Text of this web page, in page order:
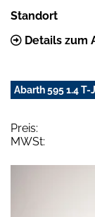
Standort
Details zum
Abarth 595 1.4
Preis:
MWSt: